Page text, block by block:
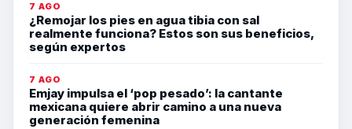
7 AGO
¿Remojar los pies en agua tibia con sal
realmente funciona? Estos son sus beneficios,
según expertos
7 AGO
Emjay impulsa el ‘pop pesado’: la cantante
mexicana quiere abrir camino a una nueva
generación femenina